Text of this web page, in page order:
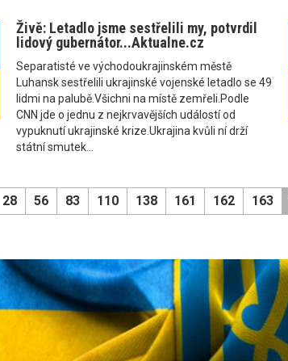
Živě: Letadlo jsme sestřelili my, potvrdil
lidový gubernátor...Aktualne.cz
Separatisté ve východoukrajinském městě
Luhansk sestřelili ukrajinské vojenské letadlo se 49
lidmi na palubě.Všichni na místě zemřeli.Podle
CNN jde o jednu z nejkrvavějších událostí od
vypuknutí ukrajinské krize.Ukrajina kvůli ní drží
státní smutek...
28 56 83 110 138 161 162 163